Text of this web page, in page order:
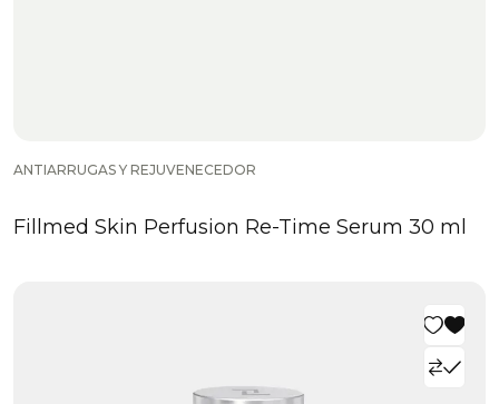
ANTIARRUGAS Y REJUVENECEDOR
Fillmed Skin Perfusion Re-Time Serum 30 ml